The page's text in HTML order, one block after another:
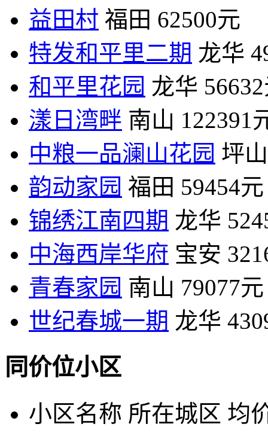
益田村 福田 62500元
特发和平里二期 龙华
和平里花园 龙华
漾日湾畔 南山 122391
中粮一品澜山花园 坪山
韵动家园 福田 59454元
锦绣江南四期 龙华
中海西岸华府 宝安
青春家园 南山 79077元
世纪春城一期 龙华
同价位小区
小区名称 所在城区 均